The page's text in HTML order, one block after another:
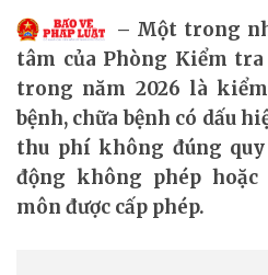
Một trong
tâm của Phòng Kiểm tra
trong năm 2026 là
bệnh, chữa bệnh có dấu
thu phí không đúng
động không phép
môn được cấp phép.